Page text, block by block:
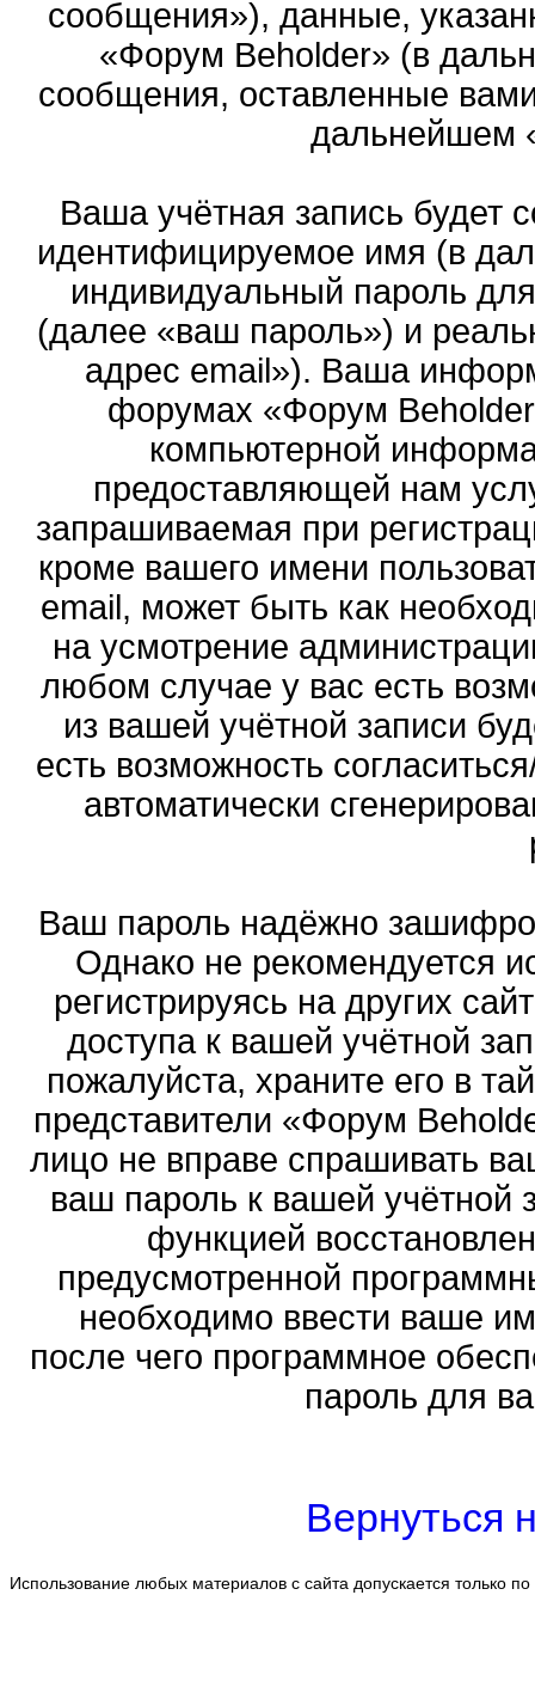
сообщения»), данные,
«Форум Beholder» (в
сообщения, оставленные
дальнейшем
Ваша учётная запись будет
идентифицируемое имя (в
индивидуальный пароль
(далее «ваш пароль») и
адрес email»). Ваша
форумах «Форум
компьютерной
предоставляющей нам
запрашиваемая при
кроме вашего имени
email, может быть как
на усмотрение
любом случае у вас есть
из вашей учётной записи
есть возможность
автоматически
Ваш пароль надёжно
Однако не рекомендуется
регистрируясь на других
доступа к вашей учётной
пожалуйста, храните его в
представители «Форум
лицо не вправе спрашивать
ваш пароль к вашей учётной
функцией
предусмотренной
необходимо ввести ваше
после чего программное
пароль для
Вернуться
Использование любых материалов с сайта допускается только